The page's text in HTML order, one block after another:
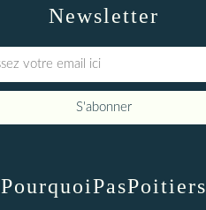
Newsletter
PourquoiPasPoitiers